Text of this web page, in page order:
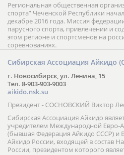
Региональная общественная
спорта” Чеченской Республики
декабре 2016 года. Миссия
парусного спорта, привлечении и
этом регионе и спортсменов на
соревнованиях.
Сибирская Ассоциация Айкидо
г. Новосибирск, ул. Ленина, 15
Тел. 8-903-903-9003
aikido.nsk.su
Президент - СОСНОВСКИЙ Виктор
Сибирская Ассоциация Айкидо
учредителем Международной Евро-
(бывшая Федерация Айкидо СССР) и
Айкидо России, входящей в состав
России, президентом которого